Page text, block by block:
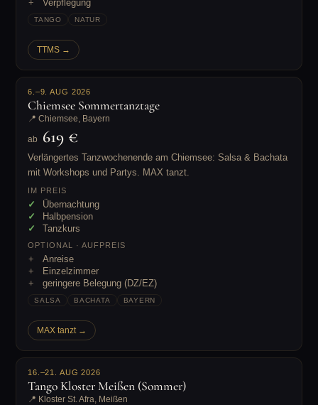
Verpflegung
TANGO NATUR
TTMS →
6.–9. AUG 2026
Chiemsee Sommertanztage
📍 Chiemsee, Bayern
ab 619 €
Verlängertes Tanzwochenende am Chiemsee: Salsa & Bachata
mit Workshops und Partys. MAX tanzt.
IM PREIS
Übernachtung
Halbpension
Tanzkurs
OPTIONAL · AUFPREIS
Anreise
Einzelzimmer
geringere Belegung (DZ/EZ)
SALSA BACHATA BAYERN
MAX tanzt →
16.–21. AUG 2026
Tango Kloster Meißen (Sommer)
📍 Kloster St. Afra, Meißen